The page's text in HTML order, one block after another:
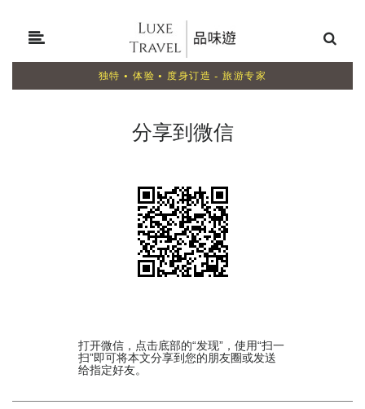
独特 • 体验 • 度身订造 - 旅游专家
分享到微信
打开微信，点击底部的“发现”，使用“扫一
扫”即可将本文分享到您的朋友圈或发送
给指定好友。